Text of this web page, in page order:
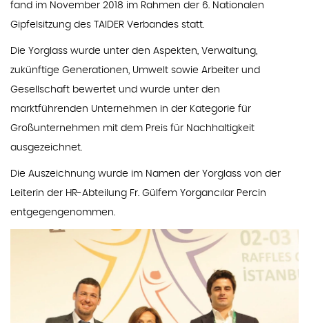
fand im November 2018 im Rahmen der 6. Nationalen
Gipfelsitzung des TAIDER Verbandes statt.
Die Yorglass wurde unter den Aspekten, Verwaltung,
zukünftige Generationen, Umwelt sowie Arbeiter und
Gesellschaft bewertet und wurde unter den
marktführenden Unternehmen in der Kategorie für
Großunternehmen mit dem Preis für Nachhaltigkeit
ausgezeichnet.
Die Auszeichnung wurde im Namen der Yorglass von der
Leiterin der HR-Abteilung Fr. Gülfem Yorgancılar Percin
entgegengenommen.